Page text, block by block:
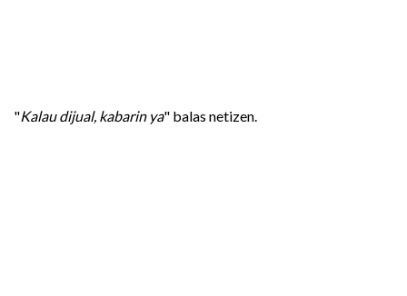
"Kalau dijual, kabarin ya" balas netizen.